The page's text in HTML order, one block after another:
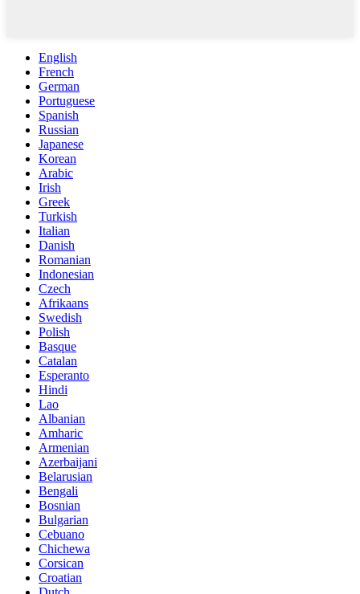
English
French
German
Portuguese
Spanish
Russian
Japanese
Korean
Arabic
Irish
Greek
Turkish
Italian
Danish
Romanian
Indonesian
Czech
Afrikaans
Swedish
Polish
Basque
Catalan
Esperanto
Hindi
Lao
Albanian
Amharic
Armenian
Azerbaijani
Belarusian
Bengali
Bosnian
Bulgarian
Cebuano
Chichewa
Corsican
Croatian